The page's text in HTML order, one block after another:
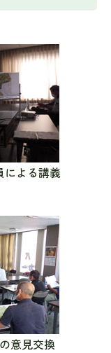
による講義
意見交換